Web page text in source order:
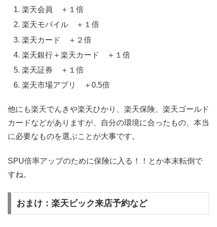
楽天会員 ＋１倍
楽天モバイル ＋１倍
楽天カード ＋２倍
楽天銀行＋楽天カード ＋１倍
楽天証券 ＋１倍
楽天市場アプリ ＋0.5倍
他にも楽天でんきや楽天ひかり、楽天保険、楽天ゴールド
カードなどがありますが、自分の環境に合ったもの、本当
に必要なものを選ぶことが大事です。
SPU倍率アップのために保険に入る！！とか本末転倒で
すね。
おまけ：楽天ビック来店予約など